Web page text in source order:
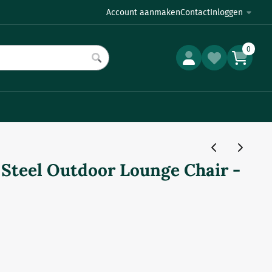
Account aanmakenContactInloggen
0
Outdoor Lounge Chair -